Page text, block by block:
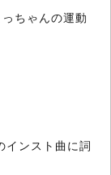
ちゃんの運動
インスト曲に詞